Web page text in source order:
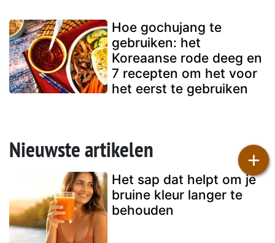
Hoe gochujang te
gebruiken: het
Koreaanse rode deeg en
7 recepten om het voor
het eerst te gebruiken
Nieuwste artikelen
Het sap dat helpt om je
bruine kleur langer te
behouden
+